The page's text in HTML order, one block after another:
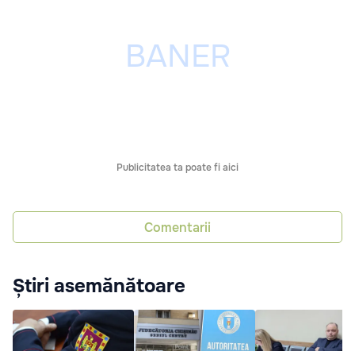
Publicitatea ta poate fi aici
Comentarii
Știri asemănătoare